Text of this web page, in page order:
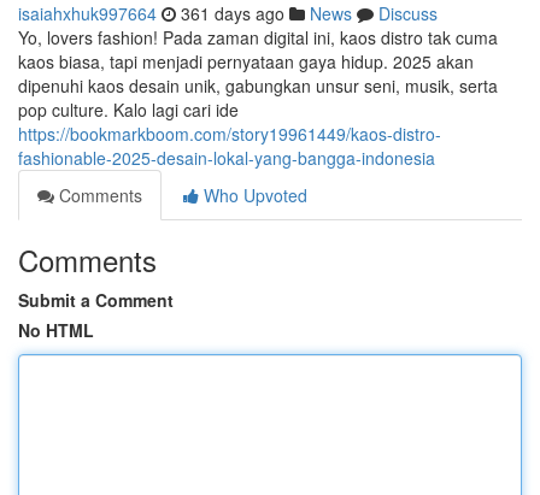
isaiahxhuk997664 361 days ago News
Discuss
Yo, lovers fashion! Pada zaman digital ini, kaos distro tak cuma
kaos biasa, tapi menjadi pernyataan gaya hidup. 2025 akan
dipenuhi kaos desain unik, gabungkan unsur seni, musik, serta
pop culture. Kalo lagi cari ide
https://bookmarkboom.com/story19961449/kaos-distro-
fashionable-2025-desain-lokal-yang-bangga-indonesia
Comments
Who Upvoted
Comments
Submit a Comment
No HTML